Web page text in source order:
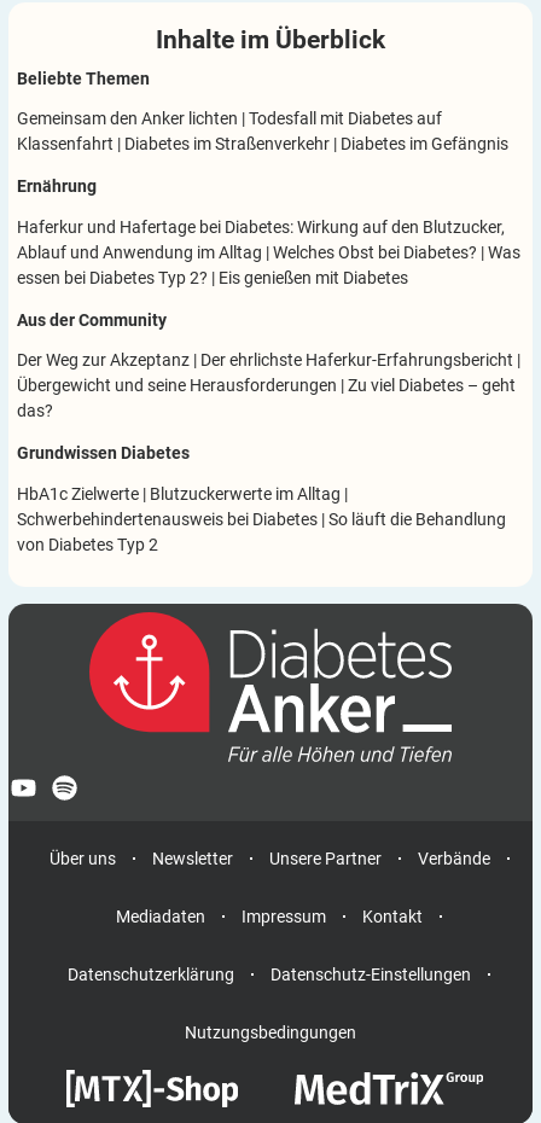
Inhalte im Überblick
Beliebte Themen
Gemeinsam den Anker lichten |Todesfall mit Diabetes auf
Klassenfahrt | Diabetes im Straßenverkehr | Diabetes im Gefängnis
Ernährung
Haferkur und Hafertage bei Diabetes: Wirkung auf den Blutzucker,
Ablauf und Anwendung im Alltag |Welches Obst bei Diabetes? |Was
essen bei Diabetes Typ 2? | Eis genießen mit Diabetes
Aus der Community
Der Weg zur Akzeptanz | Der ehrlichste Haferkur-Erfahrungsbericht |
Übergewicht und seine Herausforderungen |Zu viel Diabetes – geht
das?
Grundwissen Diabetes
HbA1c Zielwerte | Blutzuckerwerte im Alltag |
Schwerbehindertenausweis bei Diabetes |So läuft die Behandlung
von Diabetes Typ 2
Über uns Newsletter Unsere Partner Verbände
Mediadaten Impressum Kontakt
Datenschutzerklärung Datenschutz-Einstellungen
Nutzungsbedingungen